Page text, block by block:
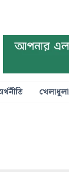
খেলাধুলা